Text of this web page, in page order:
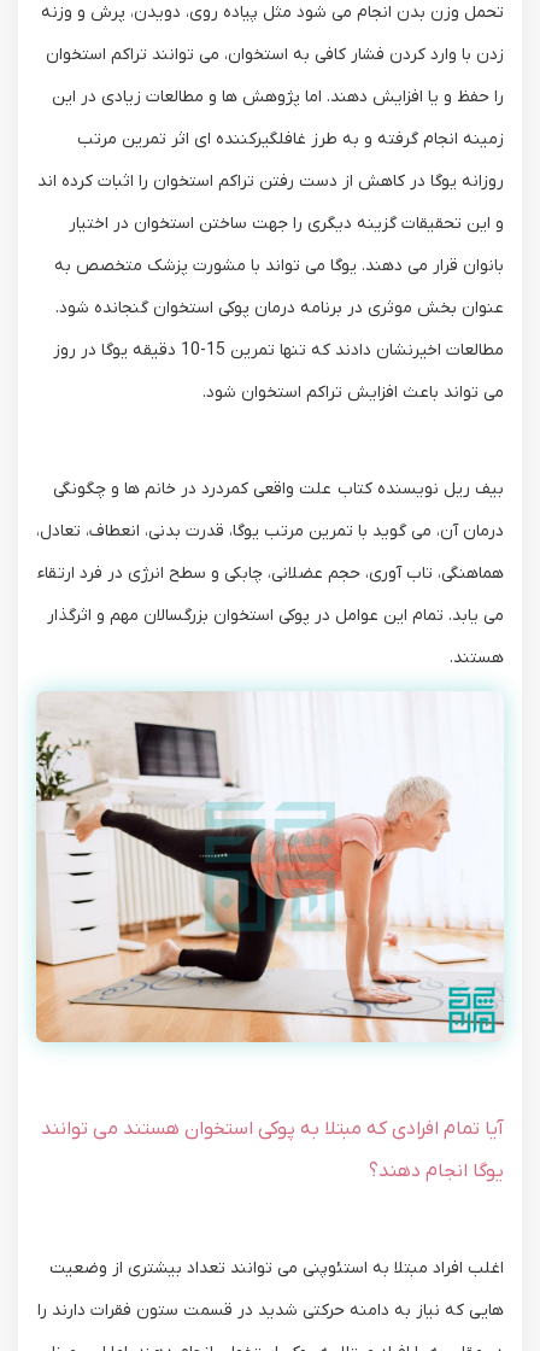
تحمل وزن بدن انجام می شود مثل پیاده روی، دویدن، پرش و وزنه
زدن با وارد کردن فشار کافی به استخوان، می توانند تراکم استخوان
را حفظ و یا افزایش دهند. اما پژوهش ها و مطالعات زیادی در این
زمینه انجام گرفته و به طرز غافلگیرکننده ای اثر تمرین مرتب
روزانه یوگا در کاهش از دست رفتن تراکم استخوان را اثبات کرده اند
و این تحقیقات گزینه دیگری را جهت ساختن استخوان در اختیار
بانوان قرار می دهند. یوگا می تواند با مشورت پزشک متخصص به
عنوان بخش موثری در برنامه درمان پوکی استخوان گنجانده شود.
مطالعات اخیرنشان دادند که تنها تمرین 15-10 دقیقه یوگا در روز
می تواند باعث افزایش تراکم استخوان شود.
بیف ریل نویسنده کتاب علت واقعی کمردرد در خانم ها و چگونگی
درمان آن، می گوید با تمرین مرتب یوگا، قدرت بدنی، انعطاف، تعادل،
هماهنگی، تاب آوری، حجم عضلانی، چابکی و سطح انرژی در فرد ارتقاء
می یابد. تمام این عوامل در پوکی استخوان بزرگسالان مهم و اثرگذار
هستند.
آیا تمام افرادی که مبتلا به پوکی استخوان هستند می توانند
یوگا انجام دهند؟
اغلب افراد مبتلا به استئوپنی می توانند تعداد بیشتری از وضعیت
هایی که نیاز به دامنه حرکتی شدید در قسمت ستون فقرات دارند را